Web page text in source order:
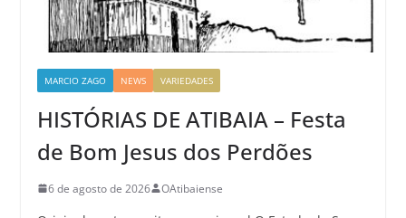
MARCIO ZAGO NEWS VARIEDADES
HISTÓRIAS DE ATIBAIA – Festa
de Bom Jesus dos Perdões
6 de agosto de 2026 OAtibaiense